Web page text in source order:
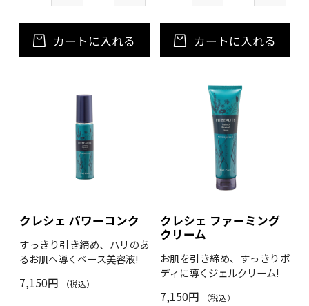
カートに入れる カートに入れる
クレシェ パワーコンク
すっきり引き締め、ハリのあ
るお肌へ導くベース美容液!
7,150円 （税込）
クレシェ ファーミング
クリーム
お肌を引き締め、すっきりボ
ディに導くジェルクリーム!
7,150円 （税込）